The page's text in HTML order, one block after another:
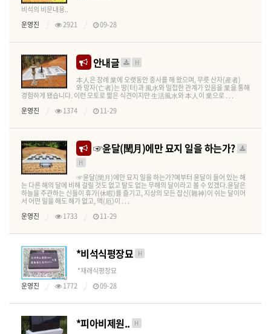
비석의 비문내용..
운영진
2921 09-28
안내글 H
本人은 장례 業에 오랫동안 종사를 해 왔으며, 무릇 산자(産者)
와 망자(亡者)는 땅(터)과 風水와 밀접한 관계가 있음을 業을 통해
경험하게 됐습니다. 이런 모토로 짧은 식견이지만 生活風水와 本人이 業으로 . . .
운영진
1374 11-29
☞윤달(閏月)에만 묘지 일을 하는가?
H
☞윤달(閏月)에만 묘지 일을 하는가?예부터 윤달이 들어 있는 해
는 다른 해의 달에 비해 걸릴 것도 없고 탈도 없는 무해의 달이라고 볼 수 있겠다.윤달은
하늘을 주관하는 신들이 휴가(休暇)를 즐기고, 지상의 모든 잡신(雜神)이 쉬는 달이어
서 어떤 일을 해도 해가 없고, 액(厄)이 . . .
운영진
1733 11-29
*비석식평장묘 H
*재래식평장묘
운영진
1772 09-28
*피아비제원.. H